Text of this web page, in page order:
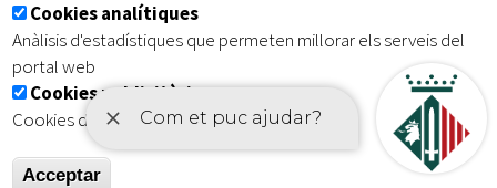
Inici | Avís legal | Protecció de dades
| Accessibilitat
Cookies analítiques
Anàlisis d'estadístiques que permeten millorar els serveis del
portal web
Cookies publicitàries
Cookies de tercers amb finalitat publicitària
Acceptar